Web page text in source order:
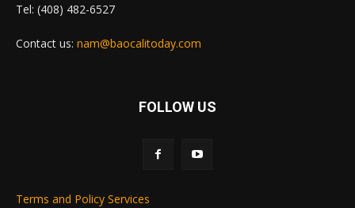
Tel: (408) 482-6527
Contact us: nam@baocalitoday.com
FOLLOW US
Terms and Policy Services